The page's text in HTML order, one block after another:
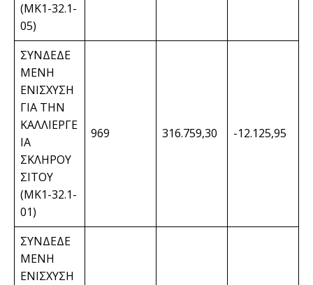
(ΜΚ1-32.1-
05)
ΣΥΝΔΕΔΕ
ΜΕΝΗ
ΕΝΙΣΧΥΣΗ
ΓΙΑ ΤΗΝ
ΚΑΛΛΙΕΡΓΕ
ΙΑ
ΣΚΛΗΡΟΥ
ΣΙΤΟΥ
(ΜΚ1-32.1-
01)
969 316.759,30 -12.125,95
ΣΥΝΔΕΔΕ
ΜΕΝΗ
ΕΝΙΣΧΥΣΗ